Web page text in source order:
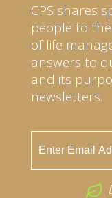
CPS shares
people to
of life
answers to
and its
newsletters.